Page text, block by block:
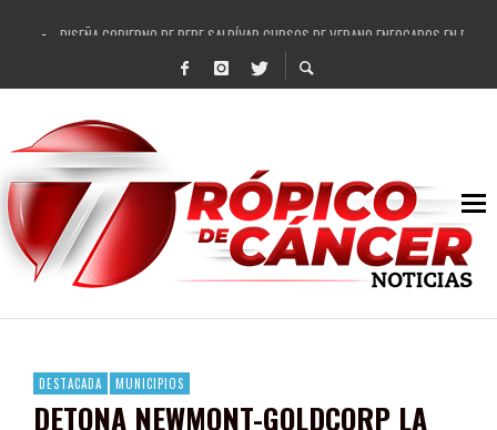
DISEÑA GOBIERNO DE PEPE SALDÍVAR CURSOS DE VERANO ENFOCADOS EN
REFRENDAN LOS 28 DELEGADOS Y 14 COMISARIADOS DE GUADALUPE APOYO A
FORTALECE GOBIERNO DE PEPE SALDÍVAR LA EDUCACIÓN EN LA ZACATECANA
GOBIERNO DE PEPE SALDÍVAR Y GRUPO FEMSA GENERAN MÁS DE 3 MIL EMPLEOS
CUARTA FERIA EXPO AGROPECUARIA TRAJO BENEFICIO DIRECTO A GUADALUPE:
RECONOCE PEPE SALDÍVAR A ARTISTA ZACATECANA VICTORIA HERNÁNDEZ
EGRESA GOBIERNO DE PEPE SALDÍVAR A 500 NUEVAS EMPRESARIAS
SON MUJERES GUADALUPENSES PRINCIPALES BENEFICIADAS DEL PROGRAMA
DESTACADA MUNICIPIOS
DETONA NEWMONT-GOLDCORP LA